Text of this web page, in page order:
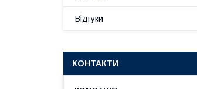
Відгуки
КОНТАКТИ